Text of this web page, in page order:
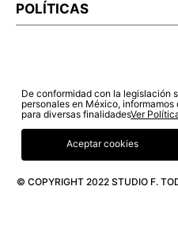
POLÍTICAS
© COPYRIGHT 2022 STUDIO F.
De conformidad con la legislación
personales en México,
para diversas finalidadesVer
Aceptar cookies